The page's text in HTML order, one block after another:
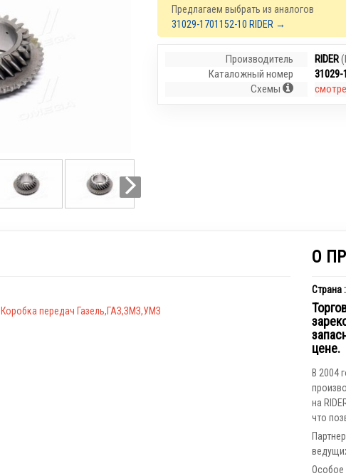
Предлагаем выбрать из аналогов
31029-1701152-10 RIDER →
Производитель RIDER
Каталожный номер
31029-
Схемы
Коробка передач Газель,ГАЗ,ЗМЗ,УМЗ
О
Страна :
цене.
В 2004
на
что
Особое